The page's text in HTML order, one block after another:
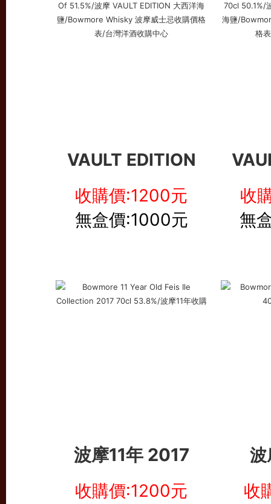
VAULT EDITION
收購價:1200元
無盒價:1000元
收
無
波摩11年 2017
波
收購價:1200元
收